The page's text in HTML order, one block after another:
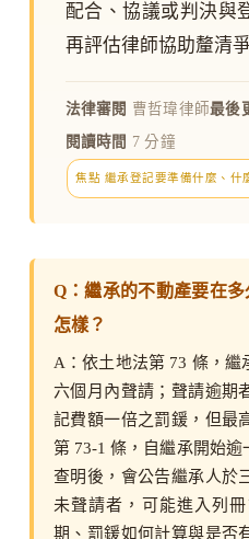
配合、協議或判決與
再評估律師協助釐清
法律審閱 曹哲瑋律師最後
閱讀時間 7 分鐘
焦點 繼承登記要準備什麼、什
Q：繼承的不動產要在
怎樣？
A：依土地法第 73 條，繼
六個月內聲請；聲請逾期
記費額一倍之罰鍰，但最
第 73-1 條，自繼承開始
查明後，會公告繼承人於
未聲請者，可能進入列
期、罰鍰如何計算與是否